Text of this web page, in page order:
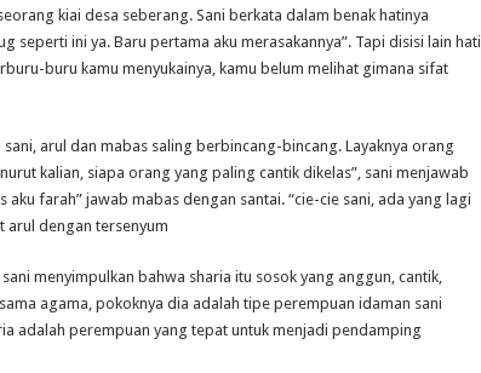
kiai desa seberang. Sani berkata dalam benak hatinya
seperti ini ya. Baru pertama aku merasakannya”. Tapi disisi lain hati
buru kamu menyukainya, kamu belum melihat gimana sifat
arul dan mabas saling berbincang-bincang. Layaknya orang
kalian, siapa orang yang paling cantik dikelas”, sani menjawab
aku farah” jawab mabas dengan santai. “cie-cie sani, ada yang lagi
arul dengan tersenyum
menyimpulkan bahwa sharia itu sosok yang anggun, cantik,
agama, pokoknya dia adalah tipe perempuan idaman sani
adalah perempuan yang tepat untuk menjadi pendamping